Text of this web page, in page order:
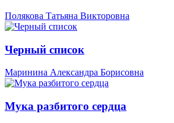
Полякова Татьяна Викторовна
Черный список
Маринина Александра Борисовна
Мука разбитого сердца